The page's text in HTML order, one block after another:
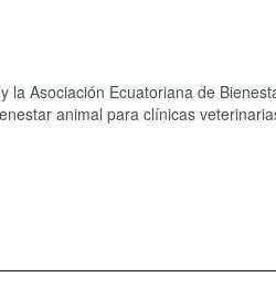
Asociación Ecuatoriana de
animal para clínicas